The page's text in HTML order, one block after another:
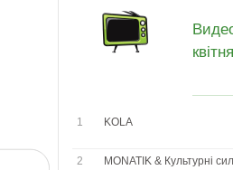
1 KOLA
2 MONATIK & Культурні